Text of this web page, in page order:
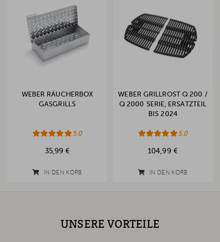
WEBER RÄUCHERBOX
GASGRILLS
5.0
35,99 €
IN DEN KORB
WEBER GRILLROST Q 200 /
Q 2000 SERIE, ERSATZTEIL
BIS 2024
5.0
104,99 €
IN DEN KORB
UNSERE VORTEILE